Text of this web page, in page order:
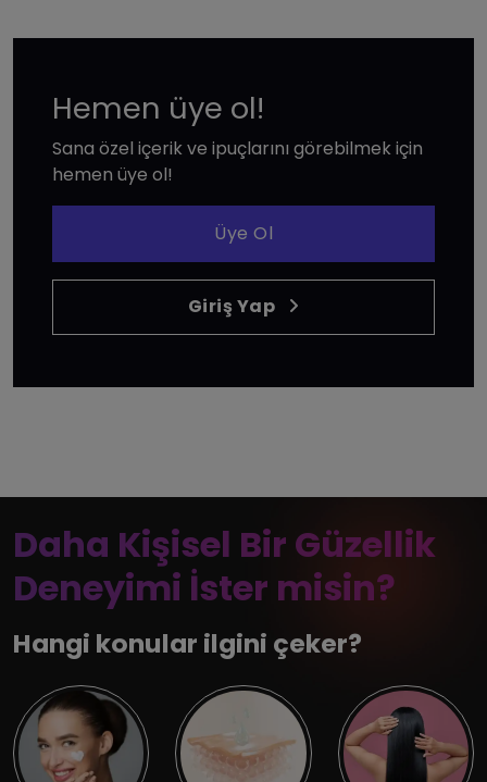
Hemen üye ol!
Sana özel içerik ve ipuçlarını görebilmek için
hemen üye ol!
Üye Ol
Giriş Yap
Daha Kişisel Bir Güzellik
Deneyimi İster misin?
Hangi konular ilgini çeker?